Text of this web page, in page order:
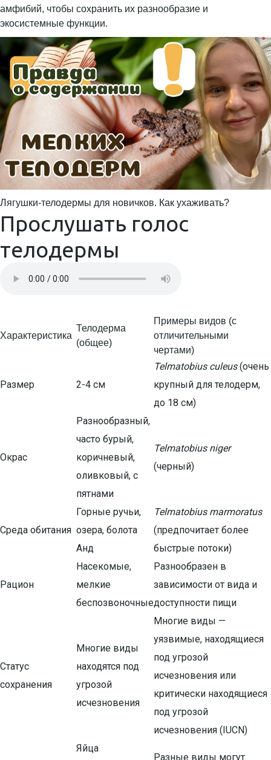
амфибий, чтобы сохранить их разнообразие и
экосистемные функции.
Лягушки-телодермы для новичков. Как ухаживать?
Прослушать голос
телодермы
Характеристика
Телодерма
(общее)
Примеры видов (с
отличительными
чертами)
Размер 2-4 см
Telmatobius culeus(очень
крупный для телодерм,
до 18 см)
Окрас
Разнообразный,
часто бурый,
коричневый,
оливковый, с
пятнами
Telmatobius niger
(черный)
Среда обитания
Горные ручьи,
озера, болота
Анд
Telmatobius marmoratus
(предпочитает более
быстрые потоки)
Рацион
Насекомые,
мелкие
беспозвоночные
Разнообразен в
зависимости от вида и
доступности пищи
Статус
сохранения
Многие виды
находятся под
угрозой
исчезновения
Многие виды —
уязвимые, находящиеся
под угрозой
исчезновения или
критически находящиеся
под угрозой
исчезновения (IUCN)
Яйца
Разные виды могут